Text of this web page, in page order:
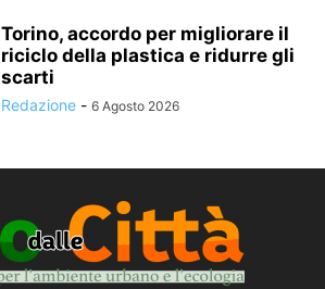
Torino, accordo per migliorare il
riciclo della plastica e ridurre gli
scarti
Redazione - 6 Agosto 2026